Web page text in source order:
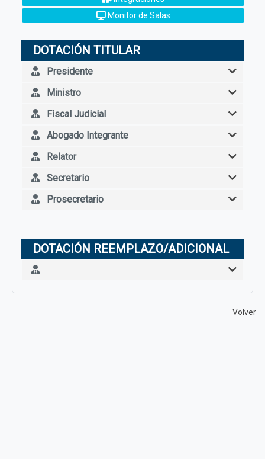
Monitor de Salas
DOTACIÓN TITULAR
Presidente
Ministro
Fiscal Judicial
Abogado Integrante
Relator
Secretario
Prosecretario
DOTACIÓN REEMPLAZO/ADICIONAL
Volver